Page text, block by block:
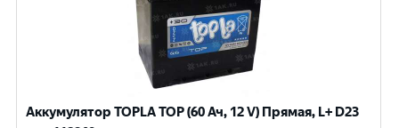
Аккумулятор TOPLA TOP (60 Ач, 12 V) Прямая, L+ D23